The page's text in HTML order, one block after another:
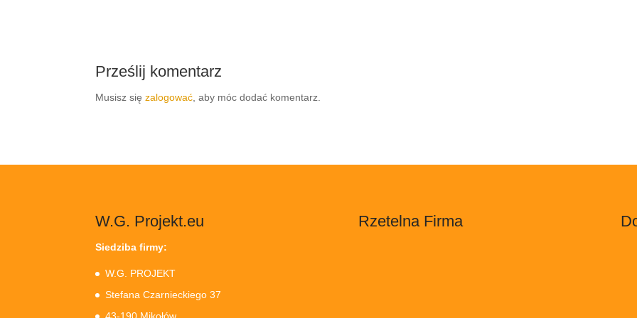
Prześlij komentarz
Musisz sięzalogować, aby móc dodać komentarz.
W.G. Projekt.eu
Siedziba firmy:
W.G. PROJEKT
Stefana Czarnieckiego 37
Rzetelna Firma